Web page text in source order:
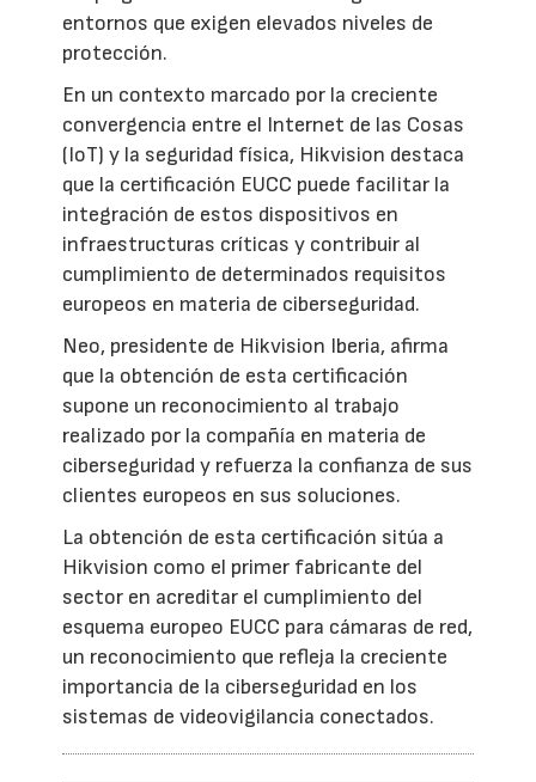
entornos que exigen elevados niveles de
protección.
En un contexto marcado por la creciente
convergencia entre el Internet de las Cosas
(IoT) y la seguridad física, Hikvision destaca
que la certificación EUCC puede facilitar la
integración de estos dispositivos en
infraestructuras críticas y contribuir al
cumplimiento de determinados requisitos
europeos en materia de ciberseguridad.
Neo, presidente de Hikvision Iberia, afirma
que la obtención de esta certificación
supone un reconocimiento al trabajo
realizado por la compañía en materia de
ciberseguridad y refuerza la confianza de sus
clientes europeos en sus soluciones.
La obtención de esta certificación sitúa a
Hikvision como el primer fabricante del
sector en acreditar el cumplimiento del
esquema europeo EUCC para cámaras de red,
un reconocimiento que refleja la creciente
importancia de la ciberseguridad en los
sistemas de videovigilancia conectados.